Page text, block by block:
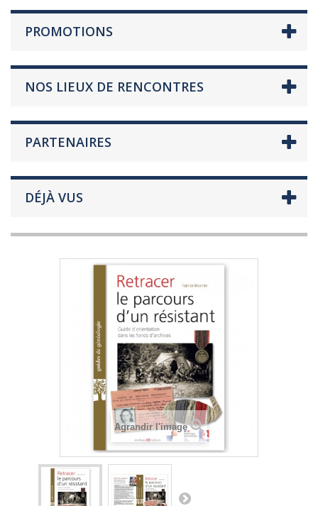
PROMOTIONS
NOS LIEUX DE RENCONTRES
PARTENAIRES
DÉJÀ VUS
Agrandir l'image